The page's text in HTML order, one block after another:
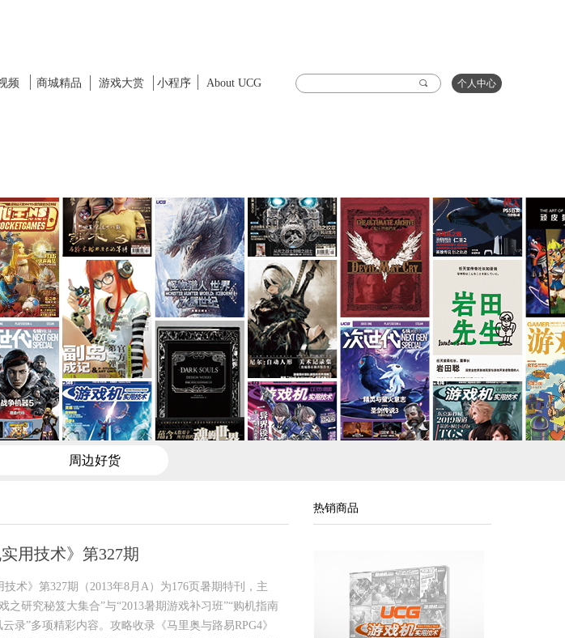
끠
商城精品 游戏大赏
频 小程序 About UCG 个人中心
实用技术》第327期
热销商品
技术》第327期（2013年8月A）为176页暑期特刊，主
之研究秘笈大集合”与“2013暑期游戏补习班”“购机指南
云录”多项精彩内容。攻略收录《马里奥与路易RPG4》
周边好货